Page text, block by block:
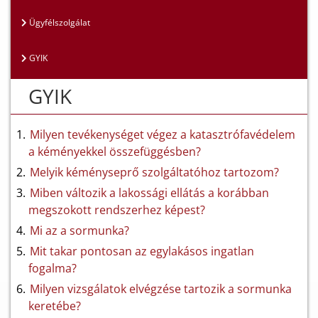
Ügyfélszolgálat
GYIK
GYIK
Milyen tevékenységet végez a katasztrófavédelem
a kéményekkel összefüggésben?
Melyik kéményseprő szolgáltatóhoz tartozom?
Miben változik a lakossági ellátás a korábban
megszokott rendszerhez képest?
Mi az a sormunka?
Mit takar pontosan az egylakásos ingatlan
fogalma?
Milyen vizsgálatok elvégzése tartozik a sormunka
keretébe?